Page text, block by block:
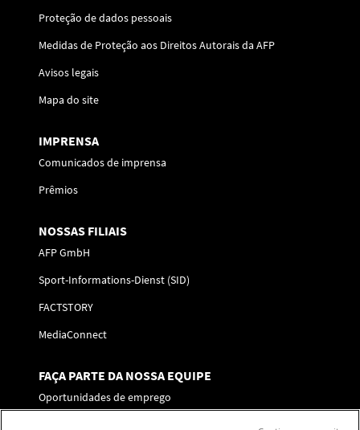
Proteção de dados pessoais
Medidas de Proteção aos Direitos Autorais da AFP
Avisos legais
Mapa do site
IMPRENSA
Comunicados de imprensa
Prêmios
NOSSAS FILIAIS
AFP GmbH
Sport-Informations-Dienst (SID)
FACTSTORY
MediaConnect
FAÇA PARTE DA NOSSA EQUIPE
Oportunidades de emprego